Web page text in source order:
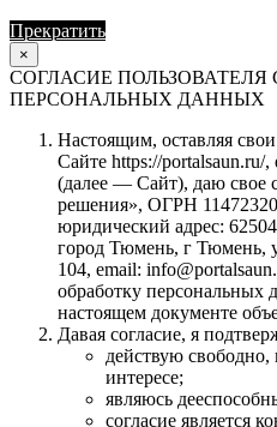
Прекратить
×
СОГЛАСИЕ ПОЛЬЗОВАТЕЛЯ
ПЕРСОНАЛЬНЫХ ДАННЫХ
Настоящим, оставляя
Сайте https://portalsaun.ru/
(далее — Сайт), даю свое
решения», ОГРН
юридический адрес:
город Тюмень, г Тюмень,
104, email:
обработку персональных
настоящем документе
Давая согласие, я
действую свободно,
интересе;
являюсь
согласие является